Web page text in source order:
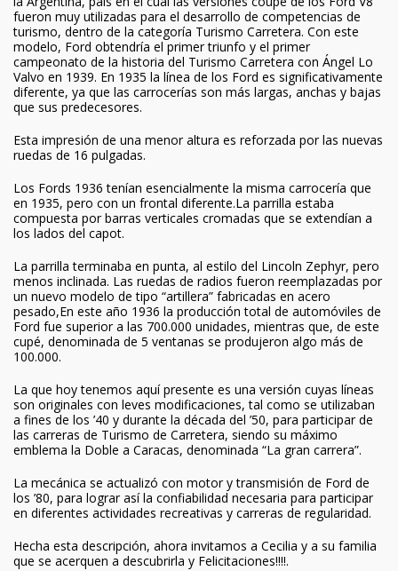
fueron muy utilizadas para el desarrollo de competencias de
turismo, dentro de la categoría Turismo Carretera. Con este
modelo, Ford obtendría el primer triunfo y el primer
campeonato de la historia del Turismo Carretera con Ángel Lo
Valvo en 1939. En 1935 la línea de los Ford es significativamente
diferente, ya que las carrocerías son más largas, anchas y bajas
que sus predecesores.
Esta impresión de una menor altura es reforzada por las nuevas
ruedas de 16 pulgadas.
Los Fords 1936 tenían esencialmente la misma carrocería que
en 1935, pero con un frontal diferente.La parrilla estaba
compuesta por barras verticales cromadas que se extendían a
los lados del capot.
La parrilla terminaba en punta, al estilo del Lincoln Zephyr, pero
menos inclinada. Las ruedas de radios fueron reemplazadas por
un nuevo modelo de tipo “artillera” fabricadas en acero
pesado,En este año 1936 la producción total de automóviles de
Ford fue superior a las 700.000 unidades, mientras que, de este
cupé, denominada de 5 ventanas se produjeron algo más de
100.000.
La que hoy tenemos aquí presente es una versión cuyas líneas
son originales con leves modificaciones, tal como se utilizaban
a fines de los ’40 y durante la década del ’50, para participar de
las carreras de Turismo de Carretera, siendo su máximo
emblema la Doble a Caracas, denominada “La gran carrera”.
La mecánica se actualizó con motor y transmisión de Ford de
los ’80, para lograr así la confiabilidad necesaria para participar
en diferentes actividades recreativas y carreras de regularidad.
Hecha esta descripción, ahora invitamos a Cecilia y a su familia
que se acerquen a descubrirla y Felicitaciones!!!!.